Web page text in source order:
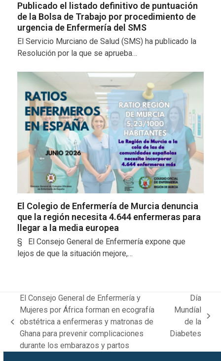
Publicado el listado definitivo de puntuación
de la Bolsa de Trabajo por procedimiento de
urgencia de Enfermería del SMS
El Servicio Murciano de Salud (SMS) ha publicado la
Resolución por la que se aprueba…
El Colegio de Enfermería de Murcia denuncia
que la región necesita 4.644 enfermeras para
llegar a la media europea
§ El Consejo General de Enfermería expone que
lejos de que la situación mejore,…
previous
post:
El Consejo General de Enfermería y
Mujeres por África forman en ecografía
obstétrica a enfermeras y matronas de
Ghana para prevenir complicaciones
durante los embarazos y partos
post:
Día
Mundíal
de la
Diabetes